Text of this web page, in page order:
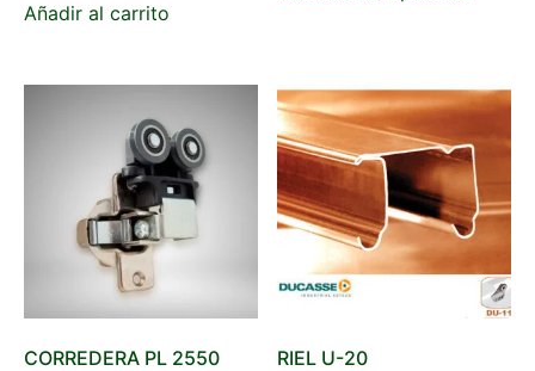
Añadir al carrito
CORREDERA PL 2550 RIEL U-20